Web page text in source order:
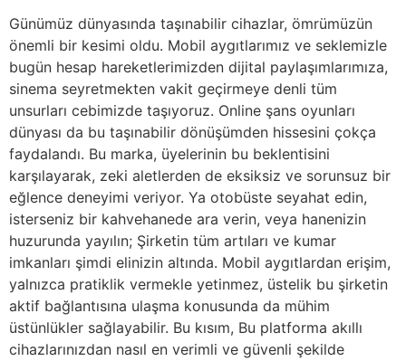
Günümüz dünyasında taşınabilir cihazlar, ömrümüzün
önemli bir kesimi oldu. Mobil aygıtlarımız ve seklemizle
bugün hesap hareketlerimizden dijital paylaşımlarımıza,
sinema seyretmekten vakit geçirmeye denli tüm
unsurları cebimizde taşıyoruz. Online şans oyunları
dünyası da bu taşınabilir dönüşümden hissesini çokça
faydalandı. Bu marka, üyelerinin bu beklentisini
karşılayarak, zeki aletlerden de eksiksiz ve sorunsuz bir
eğlence deneyimi veriyor. Ya otobüste seyahat edin,
isterseniz bir kahvehanede ara verin, veya hanenizin
huzurunda yayılın; Şirketin tüm artıları ve kumar
imkanları şimdi elinizin altında. Mobil aygıtlardan erişim,
yalnızca pratiklik vermekle yetinmez, üstelik bu şirketin
aktif bağlantısına ulaşma konusunda da mühim
üstünlükler sağlayabilir. Bu kısım, Bu platforma akıllı
cihazlarınızdan nasıl en verimli ve güvenli şekilde